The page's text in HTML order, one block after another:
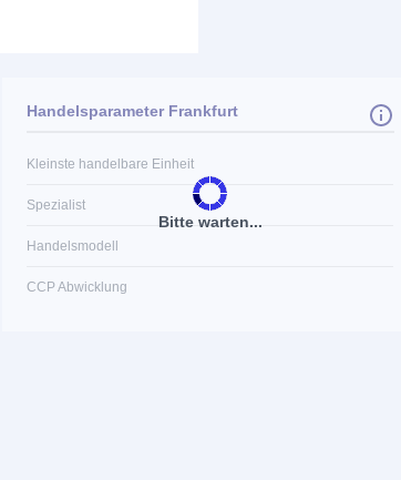
Bitte warten...
Handelsparameter Frankfurt
Kleinste handelbare Einheit
Spezialist
Handelsmodell
CCP Abwicklung